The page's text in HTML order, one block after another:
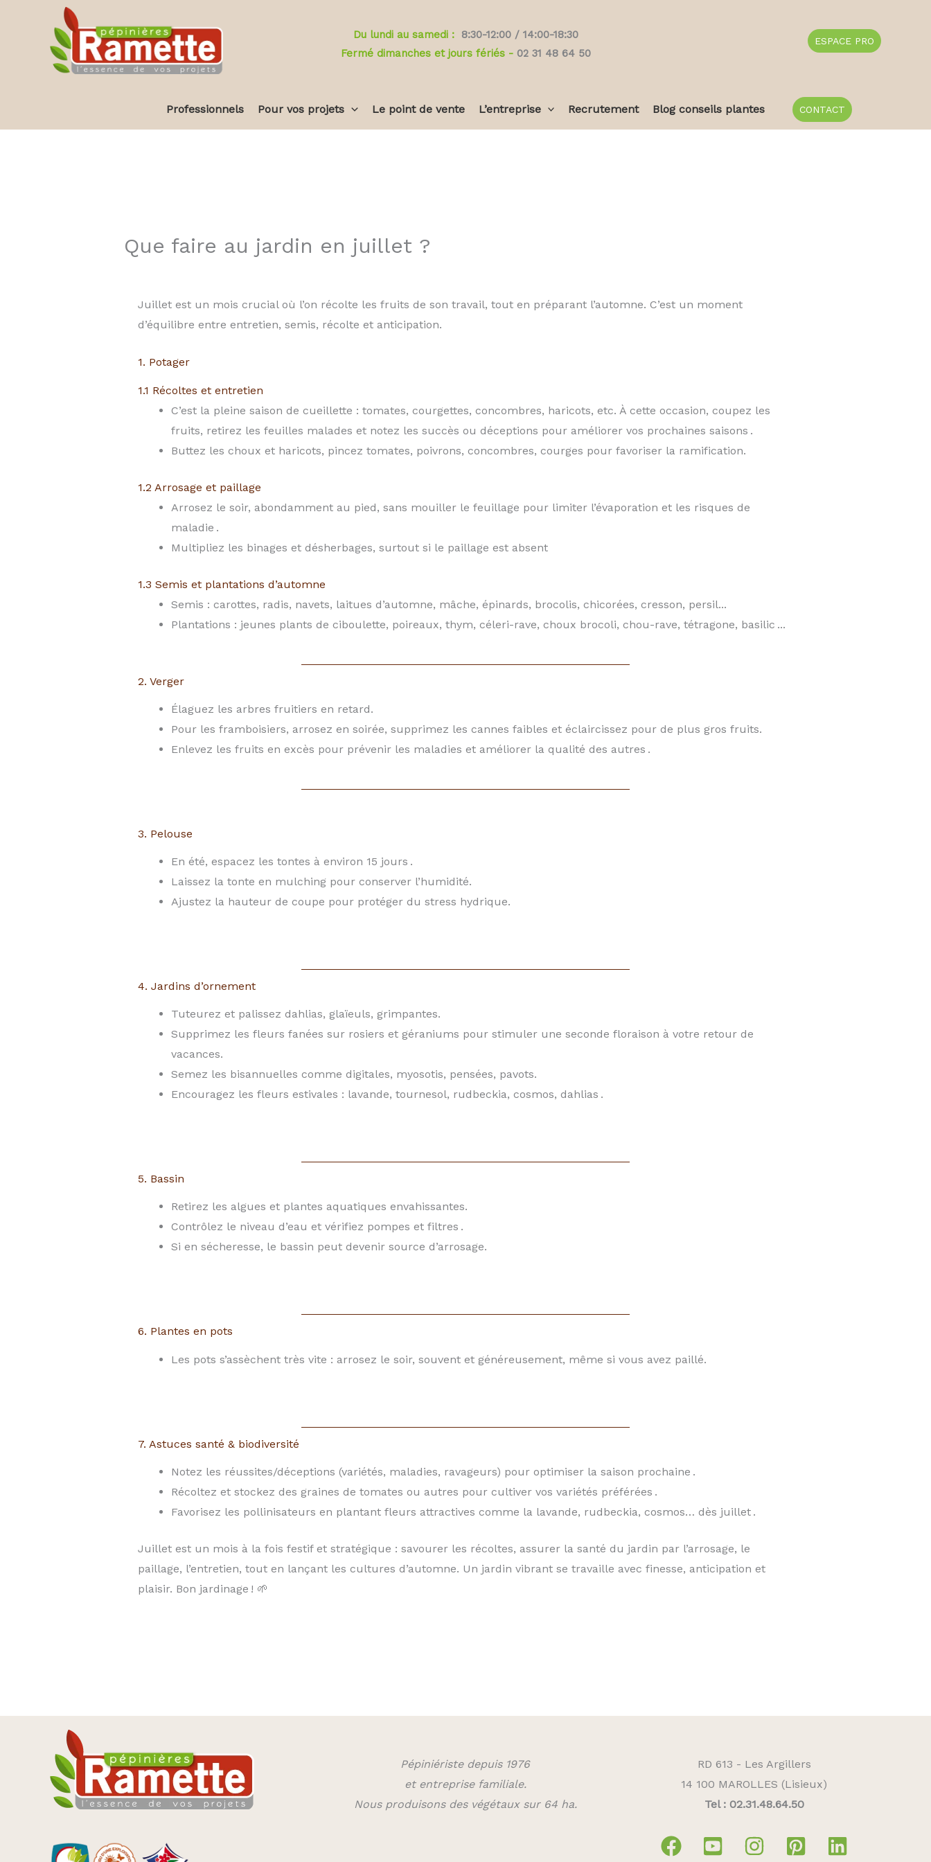
Du lundi au samedi :
8:30-12:00 / 14:00-18:30
Fermé dimanches et jours fériés - 02 31 48 64 50
ESPACE PRO
Professionnels Pour vos projets Le point de vente L’entreprise Recrutement Blog conseils plantes CONTACT
Que faire au jardin en juillet ?
Juillet est un mois crucial où l’on récolte les fruits de son travail, tout en préparant l’automne. C’est un moment
d’équilibre entre entretien, semis, récolte et anticipation.
1. Potager
1.1 Récoltes et entretien
C’est la pleine saison de cueillette : tomates, courgettes, concombres, haricots, etc. À cette occasion, coupez les
fruits, retirez les feuilles malades et notez les succès ou déceptions pour améliorer vos prochaines saisons .
Buttez les choux et haricots, pincez tomates, poivrons, concombres, courges pour favoriser la ramification.
1.2 Arrosage et paillage
Arrosez le soir, abondamment au pied, sans mouiller le feuillage pour limiter l’évaporation et les risques de
maladie .
Multipliez les binages et désherbages, surtout si le paillage est absent
1.3 Semis et plantations d’automne
Semis : carottes, radis, navets, laitues d’automne, mâche, épinards, brocolis, chicorées, cresson, persil...
Plantations : jeunes plants de ciboulette, poireaux, thym, céleri-rave, choux brocoli, chou-rave, tétragone, basilic ...
2. Verger
Élaguez les arbres fruitiers en retard.
Pour les framboisiers, arrosez en soirée, supprimez les cannes faibles et éclaircissez pour de plus gros fruits.
Enlevez les fruits en excès pour prévenir les maladies et améliorer la qualité des autres .
3. Pelouse
En été, espacez les tontes à environ 15 jours .
Laissez la tonte en mulching pour conserver l’humidité.
Ajustez la hauteur de coupe pour protéger du stress hydrique.
4. Jardins d’ornement
Tuteurez et palissez dahlias, glaïeuls, grimpantes.
Supprimez les fleurs fanées sur rosiers et géraniums pour stimuler une seconde floraison à votre retour de
vacances.
Semez les bisannuelles comme digitales, myosotis, pensées, pavots.
Encouragez les fleurs estivales : lavande, tournesol, rudbeckia, cosmos, dahlias .
5. Bassin
Retirez les algues et plantes aquatiques envahissantes.
Contrôlez le niveau d’eau et vérifiez pompes et filtres .
Si en sécheresse, le bassin peut devenir source d’arrosage.
6. Plantes en pots
Les pots s’assèchent très vite : arrosez le soir, souvent et généreusement, même si vous avez paillé.
7. Astuces santé & biodiversité
Notez les réussites/déceptions (variétés, maladies, ravageurs) pour optimiser la saison prochaine .
Récoltez et stockez des graines de tomates ou autres pour cultiver vos variétés préférées .
Favorisez les pollinisateurs en plantant fleurs attractives comme la lavande, rudbeckia, cosmos… dès juillet .
Juillet est un mois à la fois festif et stratégique : savourer les récoltes, assurer la santé du jardin par l’arrosage, le
paillage, l’entretien, tout en lançant les cultures d’automne. Un jardin vibrant se travaille avec finesse, anticipation et
plaisir. Bon jardinage ! 🌱
Pépiniériste depuis 1976
et entreprise familiale.
Nous produisons des végétaux sur 64 ha.
RD 613 - Les Argillers
14 100 MAROLLES (Lisieux)
Tel : 02.31.48.64.50